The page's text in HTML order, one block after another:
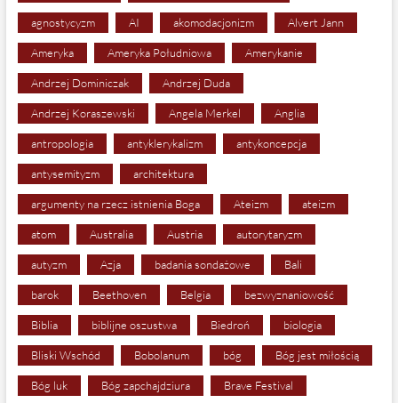
agnostycyzm AI akomodacjonizm Alvert Jann
Ameryka Ameryka Południowa Amerykanie
Andrzej Dominiczak Andrzej Duda
Andrzej Koraszewski Angela Merkel Anglia
antropologia antyklerykalizm antykoncepcja
antysemityzm architektura
argumenty na rzecz istnienia Boga Ateizm ateizm
atom Australia Austria autorytaryzm
autyzm Azja badania sondażowe Bali
barok Beethoven Belgia bezwyznaniowość
Biblia biblijne oszustwa Biedroń biologia
Bliski Wschód Bobolanum bóg Bóg jest miłością
Bóg luk Bóg zapchajdziura Brave Festival